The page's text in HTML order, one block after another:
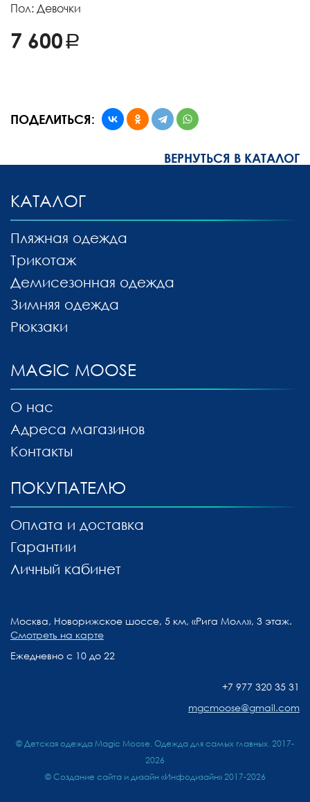
Пол: Девочки
7 600
ПОДЕЛИТЬСЯ:
ВЕРНУТЬСЯ В КАТАЛОГ
MAGIC MOOSE
О нас
Адреса магазинов
Контакты
КАТАЛОГ
Пляжная одежда
Трикотаж
Демисезонная одежда
Зимняя одежда
Рюкзаки
ПОКУПАТЕЛЮ
Оплата и доставка
Гарантии
Личный кабинет
Москва, Новорижское шоссе, 5 км, «Рига Молл», 3 этаж.
Смотреть на карте
Ежедневно с 10 до 22
+7 977 320 35 31
mgcmoose@gmail.com
© Детская одежда Magic Moose. Одежда для самых главных. 2017-
2026
© Создание сайта и дизайн «Инфодизайн»2017-2026